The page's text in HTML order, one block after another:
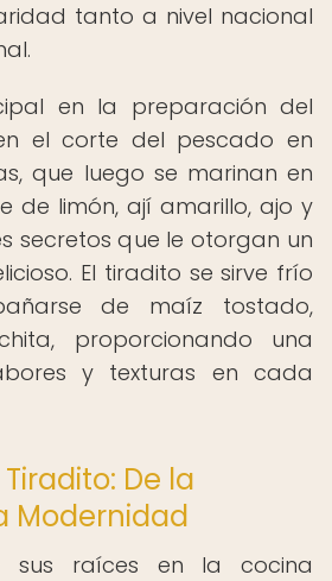
tanto a nivel nacional
en la preparación del
el corte del pescado en
que luego se marinan en
de limón, ají amarillo, ajo y
secretos que le otorgan un
El tiradito se sirve frío
de maíz tostado,
proporcionando una
y texturas en cada
De la
Modernidad
sus raíces en la cocina